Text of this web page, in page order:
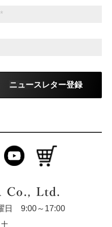
ニュースレター登録
日 9:00～17:00